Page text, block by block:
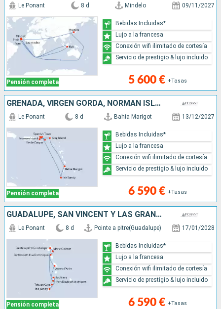
Pensión completa
Le Ponant 8 d Mindelo 09/11/2027
5 600 € +Tasas
Bebidas Incluidas*
Lujo a la francesa
Conexión wifi ilimitado de cortesía
Servicio de prestigio & lujo incluido
GRENADA, VIRGEN GORDA, NORMAN ISLAND, JOST VAN DYKE, ANTIGUA Y BARBUDA, REINO UNIDO, SANTA LUCIA
Pensión completa
Le Ponant 8 d Bahia Marigot 13/12/2027
6 590 € +Tasas
Bebidas Incluidas*
Lujo a la francesa
Conexión wifi ilimitado de cortesía
Servicio de prestigio & lujo incluido
GUADALUPE, SAN VINCENT Y LAS GRANADINAS, GRENADA, SANTA LUCIA, DOMINICA
Pensión completa
Le Ponant 8 d Pointe a pitre(Guadalupe) 17/01/2028
6 590 € +Tasas
Bebidas Incluidas*
Lujo a la francesa
Conexión wifi ilimitado de cortesía
Servicio de prestigio & lujo incluido